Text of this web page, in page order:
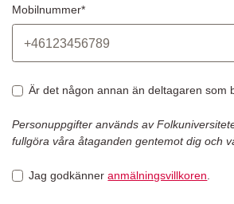
Mobilnummer*
Är det någon annan än deltagaren som
Personuppgifter används av
fullgöra våra åtaganden gentemot dig och
Jag godkänneranmälningsvillkoren